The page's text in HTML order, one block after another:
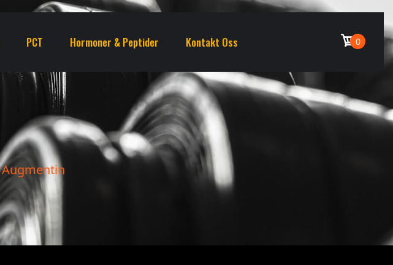
PCT Hormoner & Peptider Kontakt Oss 0
Augmentin